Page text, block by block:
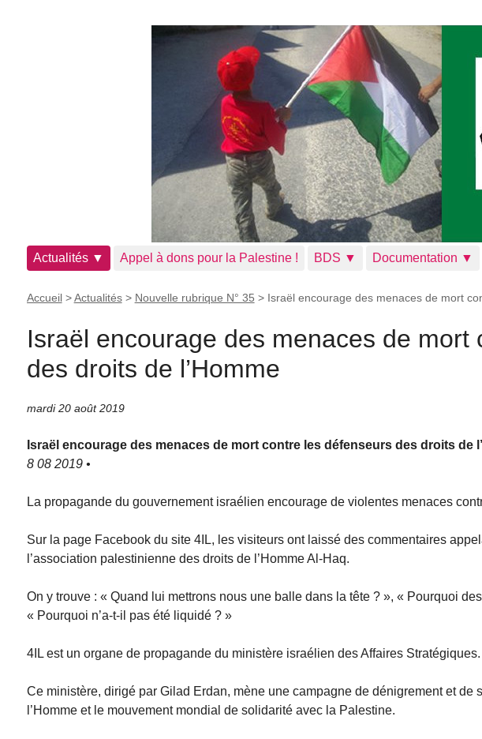
Actualités ▼ Appel à dons pour la Palestine ! BDS ▼ Documentation ▼
Accueil>Actualités> Nouvelle rubrique N° 35 > Israël encourage des menaces de mort
Israël encourage des menaces de mort
des droits de l’Homme
mardi 20 août 2019
Israël encourage des menaces de mort contre les défenseurs des droits de
8 08 2019 •
La propagande du gouvernement israélien encourage de violentes menaces
Sur la page Facebook du site 4IL, les visiteurs ont laissé des commentaires
l’association palestinienne des droits de l’Homme Al-Haq.
On y trouve : « Quand lui mettrons nous une balle dans la tête ? », « Pourquoi
« Pourquoi n’a-t-il pas été liquidé ? »
4IL est un organe de propagande du ministère israélien des Affaires Stratégiques.
Ce ministère, dirigé par Gilad Erdan, mène une campagne de dénigrement et de
l’Homme et le mouvement mondial de solidarité avec la Palestine.